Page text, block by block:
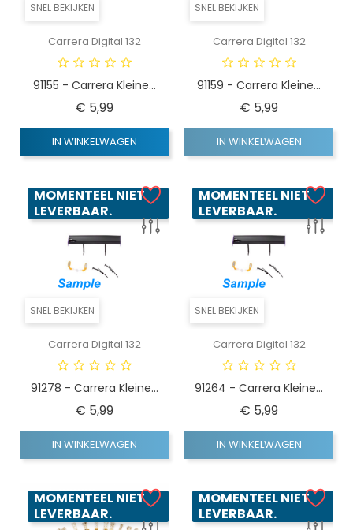
SNEL BEKIJKEN
Carrera Digital 132
91155 - Carrera Kleine...
€ 5,99Prijs
IN WINKELWAGEN
SNEL BEKIJKEN
Carrera Digital 132
91159 - Carrera Kleine...
€ 5,99Prijs
IN WINKELWAGEN
SNEL BEKIJKEN
MOMENTEEL NIET
LEVERBAAR.
Carrera Digital 132
91278 - Carrera Kleine...
€ 5,99Prijs
IN WINKELWAGEN
SNEL BEKIJKEN
MOMENTEEL NIET
LEVERBAAR.
Carrera Digital 132
91264 - Carrera Kleine...
€ 5,99Prijs
IN WINKELWAGEN
MOMENTEEL NIET
LEVERBAAR.
MOMENTEEL NIET
LEVERBAAR.